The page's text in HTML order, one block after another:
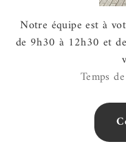
Notre équipe est à
de 9h30 à 12h30 et
Temps